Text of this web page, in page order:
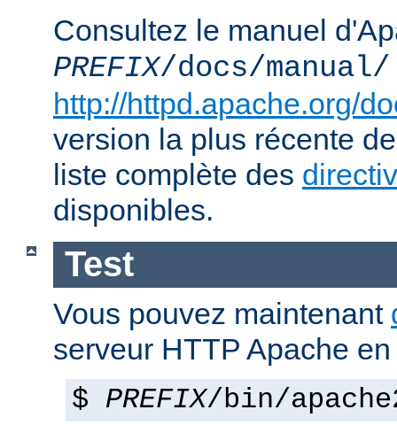
Consultez le manuel
PREFIX/docs/manual/
http://httpd.apache.org/
version la plus récente
liste complète des
disponibles.
Test
Vous pouvez maintenant
serveur HTTP Apache
$ PREFIX/bin/